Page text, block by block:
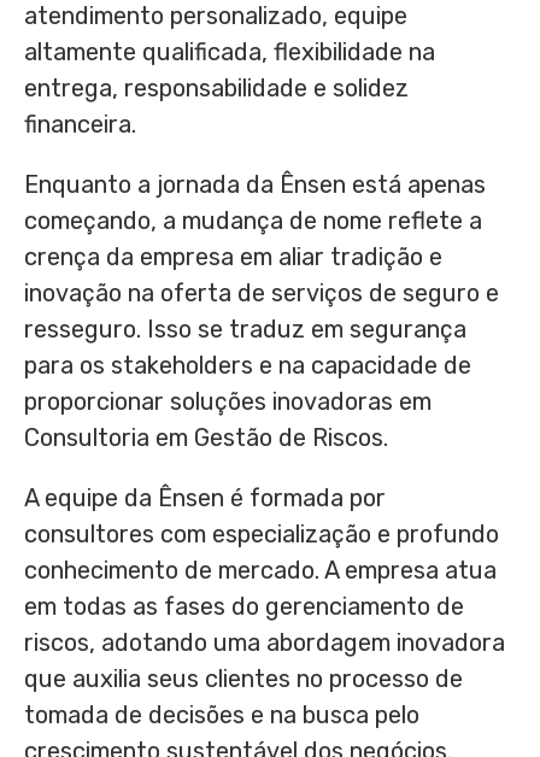
atendimento personalizado, equipe
altamente qualificada, flexibilidade na
entrega, responsabilidade e solidez
financeira.
Enquanto a jornada da Ênsen está apenas
começando, a mudança de nome reflete a
crença da empresa em aliar tradição e
inovação na oferta de serviços de seguro e
resseguro. Isso se traduz em segurança
para os stakeholders e na capacidade de
proporcionar soluções inovadoras em
Consultoria em Gestão de Riscos.
A equipe da Ênsen é formada por
consultores com especialização e profundo
conhecimento de mercado. A empresa atua
em todas as fases do gerenciamento de
riscos, adotando uma abordagem inovadora
que auxilia seus clientes no processo de
tomada de decisões e na busca pelo
crescimento sustentável dos negócios.